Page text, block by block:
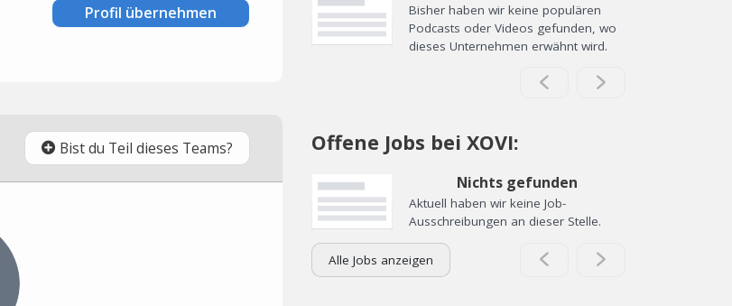
Profil übernehmen
Bist du Teil dieses Teams?
Bisher haben wir keine populären
Podcasts oder Videos gefunden, wo
dieses Unternehmen erwähnt wird.
Offene Jobs bei XOVI:
Nichts gefunden
Aktuell haben wir keine Job-
Ausschreibungen an dieser Stelle.
Alle Jobs anzeigen